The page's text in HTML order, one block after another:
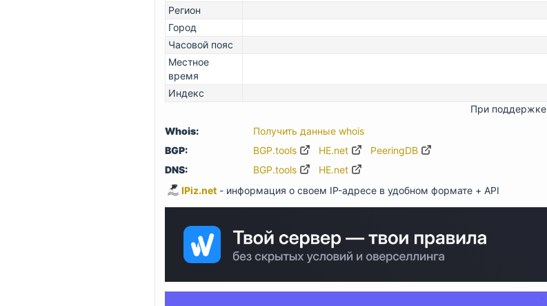
Регион
Город
Часовой пояс
Местное
время
Индекс
При поддержке
Whois:
Получить данные whois
BGP:
BGP.tools HE.net
PeeringDB
DNS:
BGP.tools
HE.net
IPiz.net - информация о своем IP-адресе в удобном формате + API